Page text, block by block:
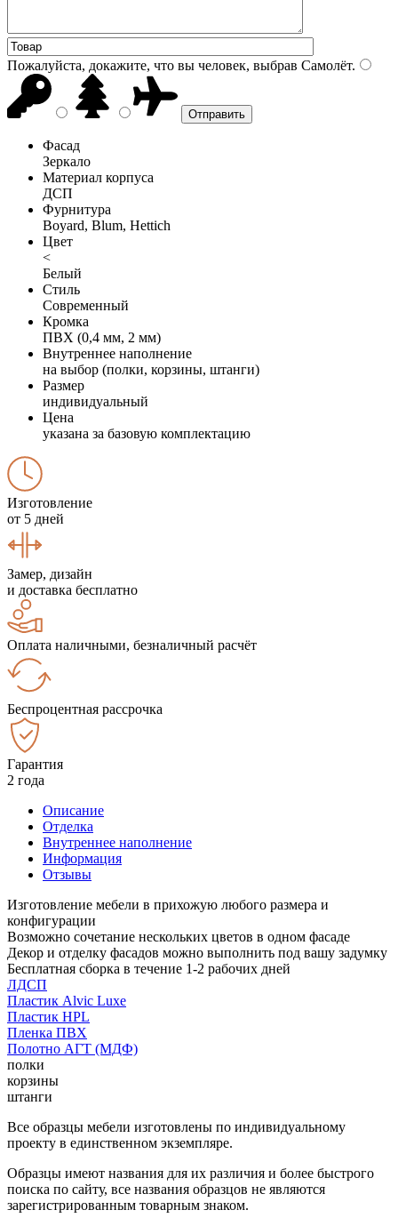
Пожалуйста, докажите, что вы человек, выбрав Самолёт.
Фасад
Зеркало
Материал корпуса
ДСП
Фурнитура
Boyard, Blum, Hettich
Цвет
<
Белый
Стиль
Современный
Кромка
ПВХ (0,4 мм, 2 мм)
Внутреннее наполнение
на выбор (полки, корзины, штанги)
Размер
индивидуальный
Цена
указана за базовую комплектацию
Изготовление
от 5 дней
Замер, дизайн
и доставка бесплатно
Оплата наличными, безналичный расчёт
Беспроцентная рассрочка
Гарантия
2 года
Описание
Отделка
Внутреннее наполнение
Информация
Отзывы
Изготовление мебели в прихожую любого размера и
конфигурации
Возможно сочетание нескольких цветов в одном фасаде
Декор и отделку фасадов можно выполнить под вашу задумку
Бесплатная сборка в течение 1-2 рабочих дней
ЛДСП
Пластик Alvic Luxe
Пластик HPL
Пленка ПВХ
Полотно АГТ (МДФ)
полки
корзины
штанги
Все образцы мебели изготовлены по индивидуальному
проекту в единственном экземпляре.
Образцы имеют названия для их различия и более быстрого
поиска по сайту, все названия образцов не являются
зарегистрированным товарным знаком.